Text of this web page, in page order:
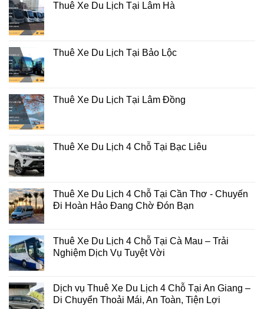
Thuê Xe Du Lịch Tại Lâm Hà
Thuê Xe Du Lịch Tại Bảo Lộc
Thuê Xe Du Lịch Tại Lâm Đồng
Thuê Xe Du Lịch 4 Chỗ Tại Bạc Liêu
Thuê Xe Du Lịch 4 Chỗ Tại Cần Thơ - Chuyến
Đi Hoàn Hảo Đang Chờ Đón Bạn
Thuê Xe Du Lịch 4 Chỗ Tại Cà Mau – Trải
Nghiệm Dịch Vụ Tuyệt Vời
Dịch vụ Thuê Xe Du Lịch 4 Chỗ Tại An Giang –
Di Chuyển Thoải Mái, An Toàn, Tiện Lợi